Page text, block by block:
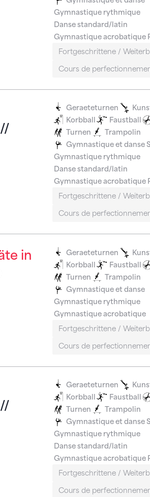
Gymnastique rythmique
Danse standard/latin
Gymnastique acrobatique
Fortgeschrittene /
Cours de
//
Geraeteturnen
Korbball
Faustball
Turnen
Trampolin
Gymnastique et danse
Gymnastique rythmique
Danse standard/latin
Gymnastique acrobatique
Fortgeschrittene /
Cours de
in
Geraeteturnen
Korbball
Faustball
Turnen
Trampolin
Gymnastique et danse
Gymnastique rythmique
Gymnastique acrobatique
Fortgeschrittene /
Cours de
//
Geraeteturnen
Korbball
Faustball
Turnen
Trampolin
Gymnastique et danse
Gymnastique rythmique
Danse standard/latin
Gymnastique acrobatique
Fortgeschrittene /
Cours de